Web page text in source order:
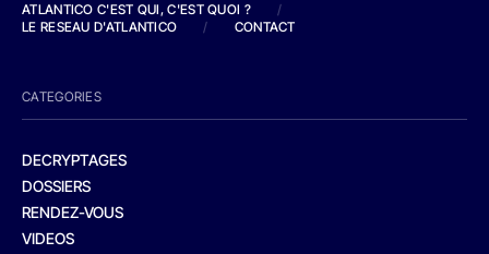
ATLANTICO C'EST QUI, C'EST QUOI ?
/
LE RESEAU D'ATLANTICO
/ CONTACT
CATEGORIES
DECRYPTAGES
DOSSIERS
RENDEZ-VOUS
VIDEOS